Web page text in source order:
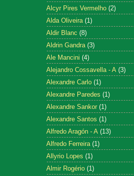
Alcyr Pires Vermelho (2)
Alda Oliveira (1)
Aldir Blanc (8)
Aldrin Gandra (3)
Ale Mancini (4)
Alejandro Cossavella - A (3)
Alexandre Carlo (1)
Alexandre Paredes (1)
Alexandre Sankor (1)
Alexandre Santos (1)
Alfredo Aragón - A (13)
Alfredo Ferreira (1)
Allyrio Lopes (1)
Almir Rogério (1)